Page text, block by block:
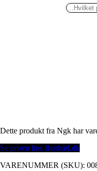
Dette produkt fra Ngk har
Se prisen hos Renbåd.dk
VARENUMMER (SKU):